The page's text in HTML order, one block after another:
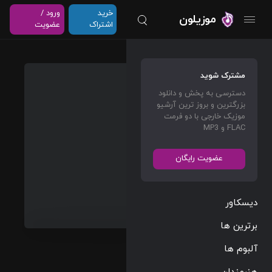
موزیلون
خرید
اشتراک
ورود /
عضویت
مشترک شوید
دسترسی به پخش و دانلود
بزرگترین و بروز ترین آرشیو
موزیک خارجی با دو فرمت
FLAC و MP3
عضویت رایگان
دیسکاور
برترین ها
آلبوم ها
The
Bourne
Identit
y
Origin
al
Openin
John
Powell
Film Scores